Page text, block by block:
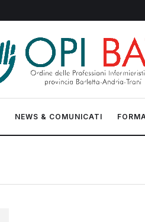
NEWS & COMUNICATI